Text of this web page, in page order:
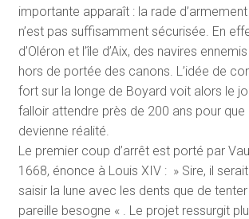
importante apparaît : la rade
n’est pas suffisamment sécurisée. En
d’Oléron et l’île d’Aix, des navires
hors de portée des canons. L’idée de
fort sur la longe de Boyard voit alors le
falloir attendre près de 200 ans pour que
devienne réalité.
Le premier coup d’arrêt est porté par
1668, énonce à Louis XIV : » Sire, il
saisir la lune avec les dents que de
pareille besogne « . Le projet ressurgit